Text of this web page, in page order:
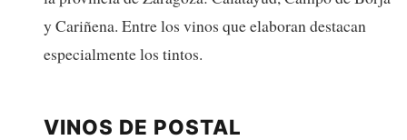
y Cariñena. Entre los vinos que elaboran destacan
especialmente los tintos.
VINOS DE POSTAL